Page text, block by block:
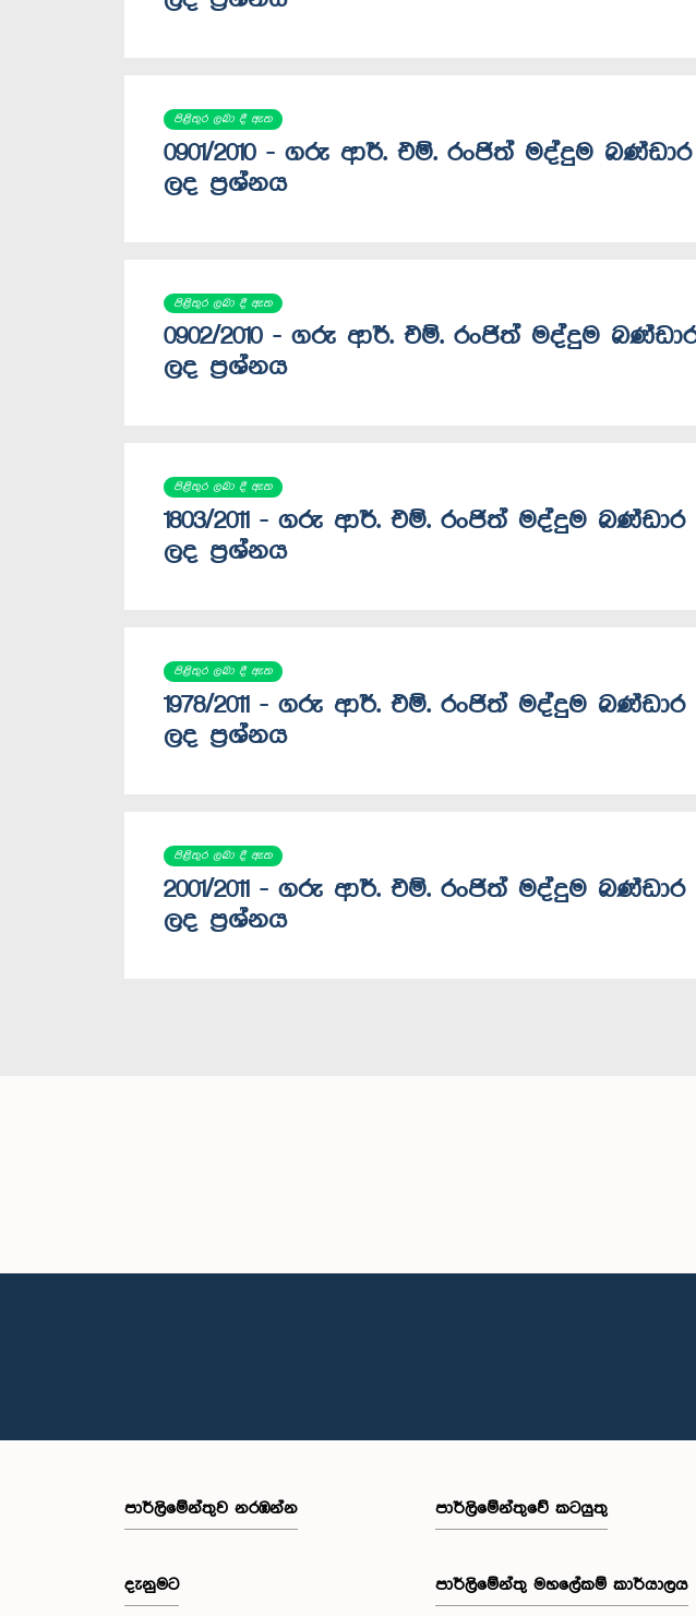
පිළිතුර ලබා දී ඇත
0901/2010 - ගරු ආර්. එම්. රංජිත් මද්දුම
ලද ප්‍රශ්නය
පිළිතුර ලබා දී ඇත
0902/2010 - ගරු ආර්. එම්. රංජිත් මද්දුම
ලද ප්‍රශ්නය
පිළිතුර ලබා දී ඇත
1803/2011 - ගරු ආර්. එම්. රංජිත් මද්දුම
ලද ප්‍රශ්නය
පිළිතුර ලබා දී ඇත
1978/2011 - ගරු ආර්. එම්. රංජිත් මද්දුම
ලද ප්‍රශ්නය
පිළිතුර ලබා දී ඇත
2001/2011 - ගරු ආර්. එම්. රංජිත් මද්දුම
ලද ප්‍රශ්නය
පාර්ලි‌මේන්තුව නරඹන්න
දැනුමට
පාර්ලිමේන්තුවේ කටයුතු
පාර්ලිමේන්තු මහලේකම් කාර්යාලය